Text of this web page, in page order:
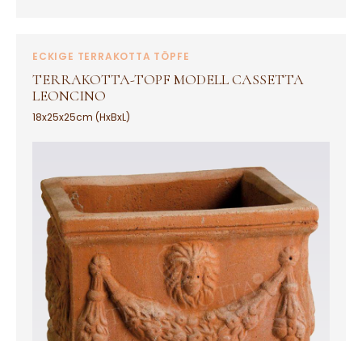
ECKIGE TERRAKOTTA TÖPFE
TERRAKOTTA-TOPF MODELL CASSETTA
LEONCINO
18x25x25cm (HxBxL)